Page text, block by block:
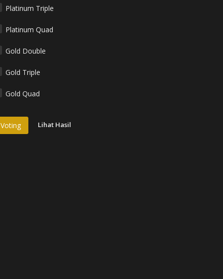
Platinum Triple
Platinum Quad
Gold Double
Gold Triple
Gold Quad
Voting Lihat Hasil